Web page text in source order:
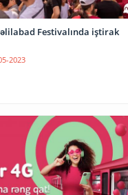
Festivalında iştirak
2023